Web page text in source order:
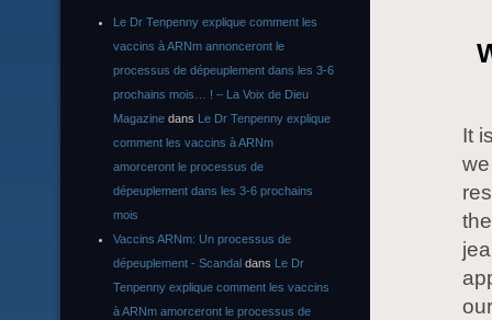
It
Le Dr Tenpenny explique comment les
vaccins à ARNm annonceront le
processus de dépeuplement dans les 3-6
prochains mois… ! – La Voix de Dieu
Magazine dans Le Dr Tenpenny explique
comment les vaccins à ARNm
amorceront le processus de
dépeuplement dans les 3-6 prochains
mois
Vaccins ARNm: Un processus de
dépeuplement - Scandal dans Le Dr
Tenpenny explique comment les vaccins
à ARNm amorceront le processus de